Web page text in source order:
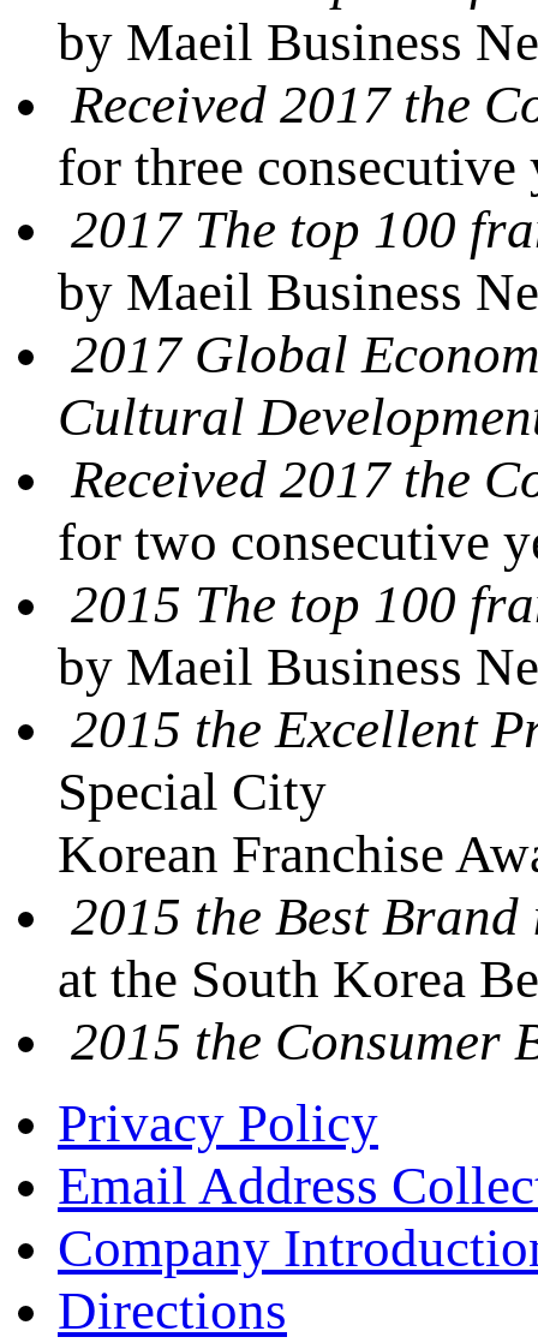
by Maeil Business
Received 2017 the
for three consecutive
2017 The top 100
by Maeil Business
2017 Global
Cultural
Received 2017 the
for two consecutive
2015 The top 100
by Maeil Business
2015 the Excellent
Special City
Korean Franchise
2015 the Best
at the South Korea
2015 the Consumer
Privacy Policy
Email Address
Company
Directions